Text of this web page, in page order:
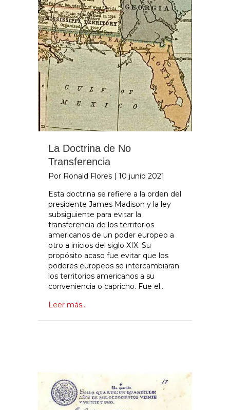
La Doctrina de No
Transferencia
Por Ronald Flores | 10 junio 2021
Esta doctrina se refiere a la orden del
presidente James Madison y la ley
subsiguiente para evitar la
transferencia de los territorios
americanos de un poder europeo a
otro a inicios del siglo XIX. Su
propósito acaso fue evitar que los
poderes europeos se intercambiaran
los territorios americanos a su
conveniencia o capricho. Fue el…
Leer más...